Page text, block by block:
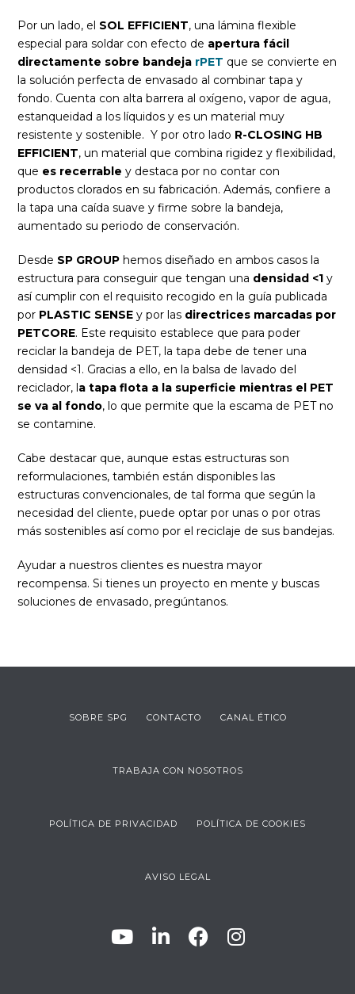
Por un lado, el SOL EFFICIENT, una lámina flexible
especial para soldar con efecto de apertura fácil
directamente sobre bandeja rPET que se convierte en
la solución perfecta de envasado al combinar tapa y
fondo. Cuenta con alta barrera al oxígeno, vapor de agua,
estanqueidad a los líquidos y es un material muy
resistente y sostenible. Y por otro lado R-CLOSING HB
EFFICIENT, un material que combina rigidez y flexibilidad,
que es recerrable y destaca por no contar con
productos clorados en su fabricación. Además, confiere a
la tapa una caída suave y firme sobre la bandeja,
aumentado su periodo de conservación.
Desde SP GROUP hemos diseñado en ambos casos la
estructura para conseguir que tengan una densidad <1 y
así cumplir con el requisito recogido en la guía publicada
por PLASTIC SENSE y por las directrices marcadas por
PETCORE. Este requisito establece que para poder
reciclar la bandeja de PET, la tapa debe de tener una
densidad <1. Gracias a ello, en la balsa de lavado del
reciclador, la tapa flota a la superficie mientras el PET
se va al fondo, lo que permite que la escama de PET no
se contamine.
Cabe destacar que, aunque estas estructuras son
reformulaciones, también están disponibles las
estructuras convencionales, de tal forma que según la
necesidad del cliente, puede optar por unas o por otras
más sostenibles así como por el reciclaje de sus bandejas.
Ayudar a nuestros clientes es nuestra mayor
recompensa. Si tienes un proyecto en mente y buscas
soluciones de envasado, pregúntanos.
SOBRE SPG CONTACTO CANAL ÉTICO
TRABAJA CON NOSOTROS
POLÍTICA DE PRIVACIDAD POLÍTICA DE COOKIES
AVISO LEGAL